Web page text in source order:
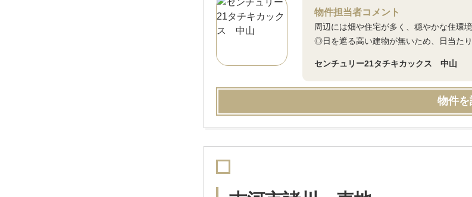
物件担当者コメント
周辺には畑や住宅が多く、穏やかな住環
◎日を遮る高い建物が無いため、日当た
センチュリー21タチキカックス 中山
物件を